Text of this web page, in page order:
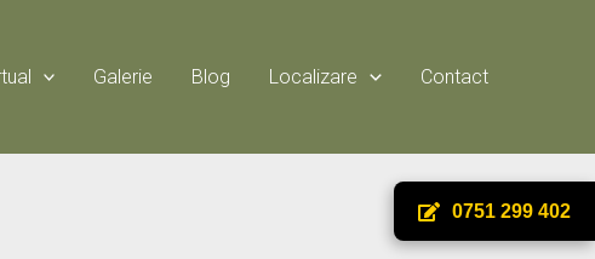
0751 299 402
Galerie Blog Localizare Contact